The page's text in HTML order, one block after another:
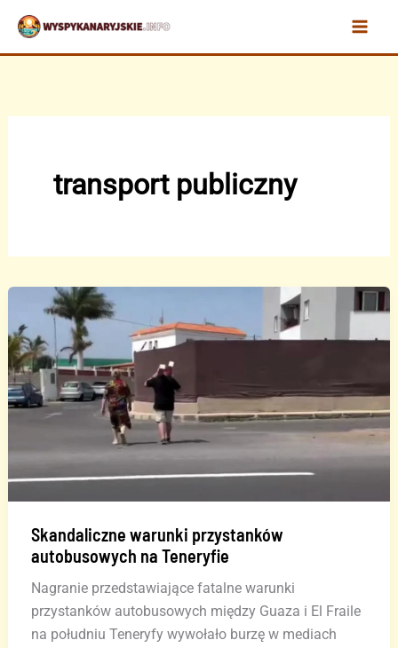
Przejdź
treści
transport publiczny
Skandaliczne warunki przystanków
autobusowych na Teneryfie
Nagranie przedstawiające fatalne warunki
przystanków autobusowych między Guaza i El Fraile
na południu Teneryfy wywołało burzę w mediach